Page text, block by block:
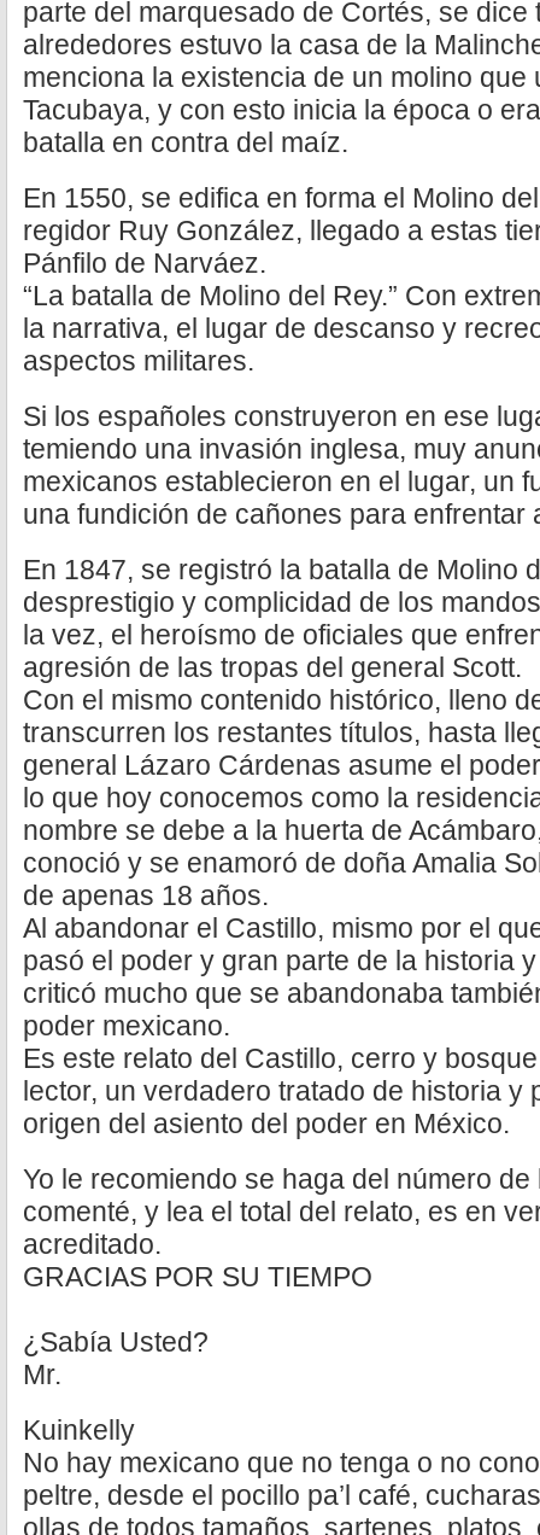
parte del marquesado de Cortés, se dice
alrededores estuvo la casa de la
menciona la existencia de un molino que
Tacubaya, y con esto inicia la época o
batalla en contra del maíz.
En 1550, se edifica en forma el Molino
regidor Ruy González, llegado a estas
Pánfilo de Narváez.
“La batalla de Molino del Rey.” Con
la narrativa, el lugar de descanso y
aspectos militares.
Si los españoles construyeron en ese
temiendo una invasión inglesa, muy
mexicanos establecieron en el lugar, un
una fundición de cañones para enfrentar
En 1847, se registró la batalla de Molino
desprestigio y complicidad de los
la vez, el heroísmo de oficiales que
agresión de las tropas del general Scott.
Con el mismo contenido histórico, lleno
transcurren los restantes títulos, hasta
general Lázaro Cárdenas asume el
lo que hoy conocemos como la
nombre se debe a la huerta de
conoció y se enamoró de doña Amalia
de apenas 18 años.
Al abandonar el Castillo, mismo por el
pasó el poder y gran parte de la historia
criticó mucho que se abandonaba
poder mexicano.
Es este relato del Castillo, cerro y
lector, un verdadero tratado de historia y
origen del asiento del poder en México.
Yo le recomiendo se haga del número
comenté, y lea el total del relato, es en
acreditado.
GRACIAS POR SU TIEMPO
¿Sabía Usted?
Mr.
Kuinkelly
No hay mexicano que no tenga o no
peltre, desde el pocillo pa’l café,
ollas de todos tamaños, sartenes,